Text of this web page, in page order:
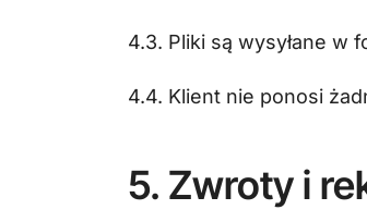
4.3. Pliki są wysyłane w
4.4. Klient nie ponosi
5. Zwroty i